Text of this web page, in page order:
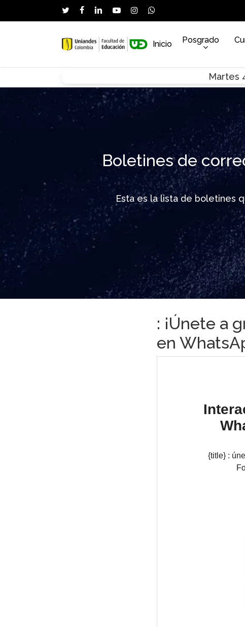
to
twitterfacebooklinkedinyoutubeinstagramwhatsapp
Hit enter to search or ESC to close
Inicio Posgrado
Martes
Boletines de
Esta es la lista de boletines
: ¡Únete a
en